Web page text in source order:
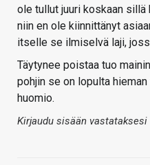
ole tullut juuri koskaan
niin en ole kiinnittänyt
itselle se ilmiselvä laji,
Täytynee poistaa tuo
pohjin se on lopulta
huomio.
Kirjaudu sisään vastataksesi